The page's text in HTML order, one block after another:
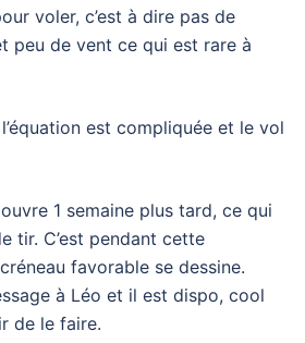
voler, c’est à dire pas de
peu de vent ce qui est rare à
est compliquée et le vol
1 semaine plus tard, ce qui
tir. C’est pendant cette
favorable se dessine.
à Léo et il est dispo, cool
de le faire.